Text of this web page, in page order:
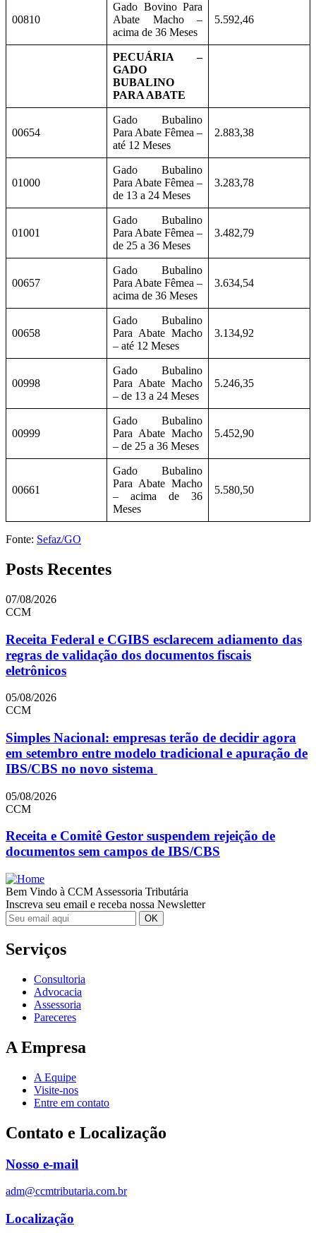
00810
Gado Bovino Para
Abate Macho –
acima de 36 Meses
5.592,46
PECUÁRIA –
GADO
BUBALINO
PARA ABATE
00654
Gado Bubalino
Para Abate Fêmea –
até 12 Meses
2.883,38
01000
Gado Bubalino
Para Abate Fêmea –
de 13 a 24 Meses
3.283,78
01001
Gado Bubalino
Para Abate Fêmea –
de 25 a 36 Meses
3.482,79
00657
Gado Bubalino
Para Abate Fêmea –
acima de 36 Meses
3.634,54
00658
Gado Bubalino
Para Abate Macho
– até 12 Meses
3.134,92
00998
Gado Bubalino
Para Abate Macho
– de 13 a 24 Meses
5.246,35
00999
Gado Bubalino
Para Abate Macho
– de 25 a 36 Meses
5.452,90
00661
Gado Bubalino
Para Abate Macho
– acima de 36
Meses
5.580,50
Fonte: Sefaz/GO
Posts Recentes
07/08/2026
CCM
Receita Federal e CGIBS esclarecem adiamento das
regras de validação dos documentos fiscais
eletrônicos
05/08/2026
CCM
Simples Nacional: empresas terão de decidir agora
em setembro entre modelo tradicional e apuração de
IBS/CBS no novo sistema
05/08/2026
CCM
Receita e Comitê Gestor suspendem rejeição de
documentos sem campos de IBS/CBS
Bem Vindo à CCM Assessoria Tributária
Inscreva seu email e receba nossa Newsletter
Serviços
Consultoria
Advocacia
Assessoria
Pareceres
A Empresa
A Equipe
Visite-nos
Entre em contato
Contato e Localização
Nosso e-mail
adm@ccmtributaria.com.br
Localização